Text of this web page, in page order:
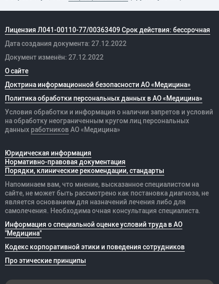
Лицензия Л041-00110-77/00363409 Срок действия: бессрочная
Дата создания документа: 27.12.2022
Документ изменён: 27.12.2022
О сайте
Доктрина информационной безопасности АО «Медицина»
Политика обработки персональных данных в АО «Медицина»
Условия обработки и информация о наличии запретов и условий
на обработку неограниченным кругом лиц персональных
данных работников АО «Медицина»
Юридическая информация
Нормативно-правовая документация
Порядки, клинические рекомендации, стандарты
Напоминаем вам, что мнение, высказанное специалистом на
сайте, не может быть рассмотрено как постановка диагноза, не
является основанием для назначений лечения либо для
самолечения. Необходима очная консультация специалиста.
Информация о специальной оценке условий труда в АО
"Медицина"
Кодекс корпоративной этики и поведения сотрудников
Про этические принципы